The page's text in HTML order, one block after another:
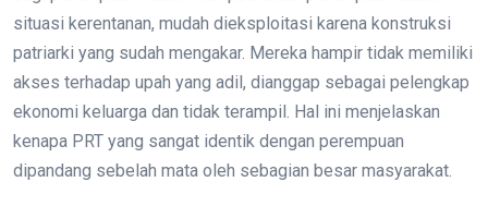
situasi kerentanan, mudah dieksploitasi karena konstruksi
patriarki yang sudah mengakar. Mereka hampir tidak memiliki
akses terhadap upah yang adil, dianggap sebagai pelengkap
ekonomi keluarga dan tidak terampil. Hal ini menjelaskan
kenapa PRT yang sangat identik dengan perempuan
dipandang sebelah mata oleh sebagian besar masyarakat.